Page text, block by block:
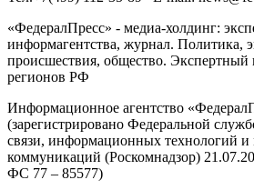
«ФедералПресс» - медиа-холдинг:
информагентства, журнал. Политика,
происшествия, общество. Экспертный
регионов РФ
Информационное агентство
(зарегистрировано Федеральной
связи, информационных технологий и
коммуникаций (Роскомнадзор)
ФС 77 – 85577)